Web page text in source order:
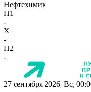
Нефтехимик
П1
-
X
-
П2
-
27 сентября 2026, Вс,